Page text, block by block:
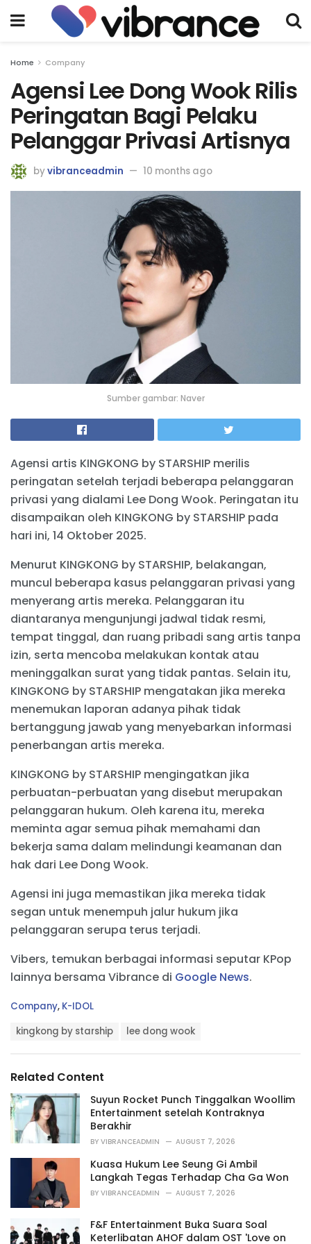
Home Company
Agensi Lee Dong Wook Rilis
Peringatan Bagi Pelaku
Pelanggar Privasi Artisnya
byvibranceadmin 10 months ago
Sumber gambar: Naver
Agensi artis KINGKONG by STARSHIP merilis
peringatan setelah terjadi beberapa pelanggaran
privasi yang dialami Lee Dong Wook. Peringatan itu
disampaikan oleh KINGKONG by STARSHIP pada
hari ini, 14 Oktober 2025.
Menurut KINGKONG by STARSHIP, belakangan,
muncul beberapa kasus pelanggaran privasi yang
menyerang artis mereka. Pelanggaran itu
diantaranya mengunjungi jadwal tidak resmi,
tempat tinggal, dan ruang pribadi sang artis tanpa
izin, serta mencoba melakukan kontak atau
meninggalkan surat yang tidak pantas. Selain itu,
KINGKONG by STARSHIP mengatakan jika mereka
menemukan laporan adanya pihak tidak
bertanggung jawab yang menyebarkan informasi
penerbangan artis mereka.
KINGKONG by STARSHIP mengingatkan jika
perbuatan-perbuatan yang disebut merupakan
pelanggaran hukum. Oleh karena itu, mereka
meminta agar semua pihak memahami dan
bekerja sama dalam melindungi keamanan dan
hak dari Lee Dong Wook.
Agensi ini juga memastikan jika mereka tidak
segan untuk menempuh jalur hukum jika
pelanggaran serupa terus terjadi.
Vibers, temukan berbagai informasi seputar KPop
lainnya bersama Vibrance di Google News.
C
r
i
e
s
Company, K-IDOL
:
kingkong by starship lee dong wook
Related Content
Suyun Rocket Punch Tinggalkan Woollim
Entertainment setelah Kontraknya
Berakhir
BY VIBRANCEADMIN AUGUST 7, 2026
Kuasa Hukum Lee Seung Gi Ambil
Langkah Tegas Terhadap Cha Ga Won
BY VIBRANCEADMIN AUGUST 7, 2026
F&F Entertainment Buka Suara Soal
Keterlibatan AHOF dalam OST 'Love on